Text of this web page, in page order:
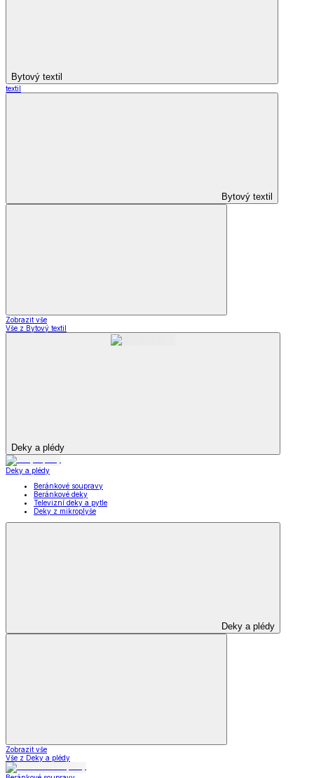
Bytový textil
textil
Bytový textil
Zobrazit vše
Vše z Bytový textil
Deky a plédy
Deky a plédy
Beránkové soupravy
Beránkové deky
Televizní deky a pytle
Deky z mikroplyše
Deky a plédy
Zobrazit vše
Vše z Deky a plédy